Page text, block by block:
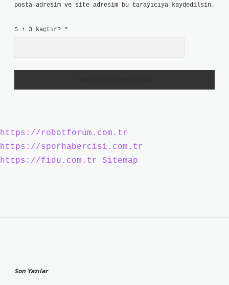
posta adresim ve site adresim bu tarayıcıya kaydedilsin.
5 + 3 kaçtır? *
https://robotforum.com.tr
https://sporhabercisi.com.tr
https://fidu.com.tr
Sitemap
Son Yazılar